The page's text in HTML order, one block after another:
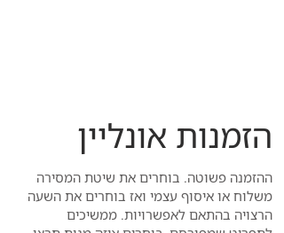
הזמנות אונליין
ההזמנה פשוטה. בוחרים את שיטת המסירה
משלוח או איסוף עצמי ואז בוחרים את השעה
הרצויה בהתאם לאפשרויות. ממשיכים